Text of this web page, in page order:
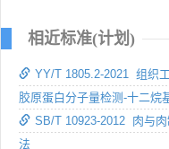
相近标准(计划)
YY/T 1805.2-2021 组织
胶原蛋白分子量检测-十二烷
SB/T 10923-2012 肉与
法